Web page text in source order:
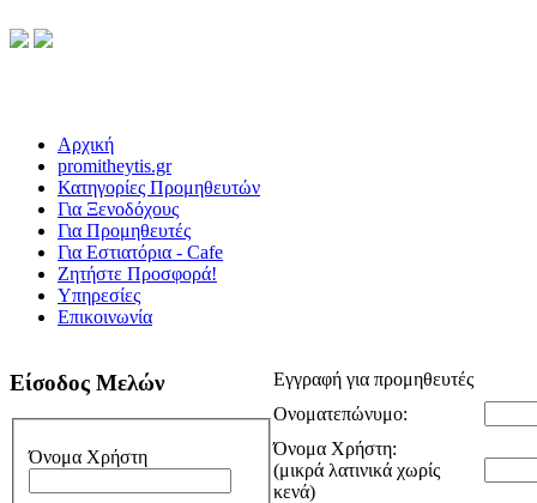
Αρχική
promitheytis.gr
Κατηγορίες Προμηθευτών
Για Ξενοδόχους
Για Προμηθευτές
Για Εστιατόρια - Cafe
Ζητήστε Προσφορά!
Υπηρεσίες
Επικοινωνία
Είσοδος Μελών
Όνομα Χρήστη
Εγγραφή για προμηθευτές
Ονοματεπώνυμο:
Όνομα Χρήστη:
(μικρά λατινικά χωρίς
κενά)